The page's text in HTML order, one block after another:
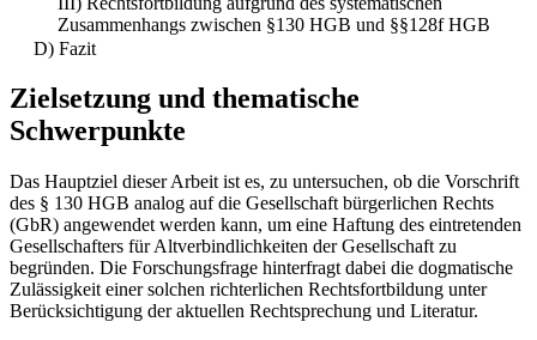
Zusammenhangs zwischen §130 HGB und §§128f HGB
D) Fazit
Zielsetzung und thematische
Schwerpunkte
Das Hauptziel dieser Arbeit ist es, zu untersuchen, ob die Vorschrift
des § 130 HGB analog auf die Gesellschaft bürgerlichen Rechts
(GbR) angewendet werden kann, um eine Haftung des eintretenden
Gesellschafters für Altverbindlichkeiten der Gesellschaft zu
begründen. Die Forschungsfrage hinterfragt dabei die dogmatische
Zulässigkeit einer solchen richterlichen Rechtsfortbildung unter
Berücksichtigung der aktuellen Rechtsprechung und Literatur.